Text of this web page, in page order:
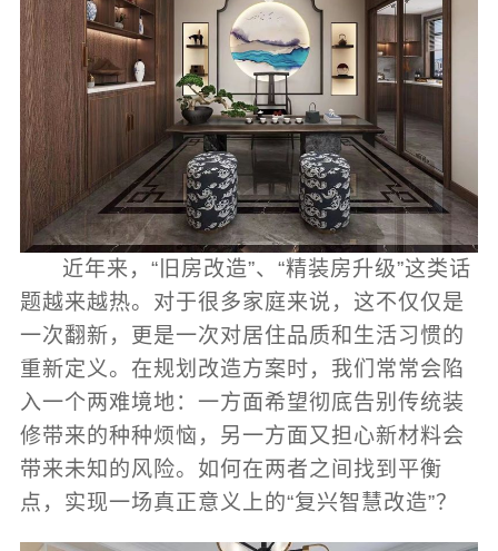
近年来，“旧房改造”、“精装房升级”这类话
题越来越热。对于很多家庭来说，这不仅仅是
一次翻新，更是一次对居住品质和生活习惯的
重新定义。在规划改造方案时，我们常常会陷
入一个两难境地：一方面希望彻底告别传统装
修带来的种种烦恼，另一方面又担心新材料会
带来未知的风险。如何在两者之间找到平衡
点，实现一场真正意义上的“复兴智慧改造”？